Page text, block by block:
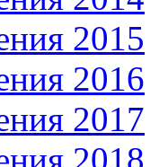
2015
2016
2017
2018